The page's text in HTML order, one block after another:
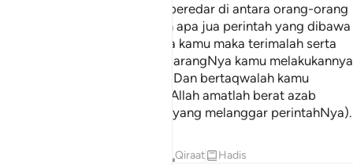
supaya harta itu tidak hanya beredar di antara orang-orang
kaya dari kalangan kamu. Dan apa jua perintah yang dibawa
oleh Rasulullah (s.a.w) kepada kamu maka terimalah serta
amalkan, dan apa jua yang dilarangNya kamu melakukannya
maka patuhilah laranganNya. Dan bertaqwalah kamu
kepada Allah; sesungguhnya Allah amatlah berat azab
seksaNya (bagi orang-orang yang melanggar perintahNya).
Qiraat Hadis